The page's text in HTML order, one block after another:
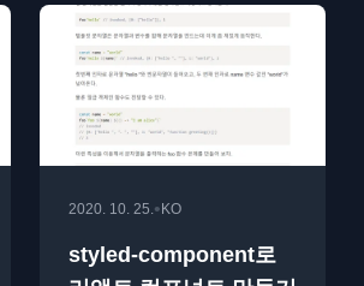
2020. 10. 25.• KO
styled-component로